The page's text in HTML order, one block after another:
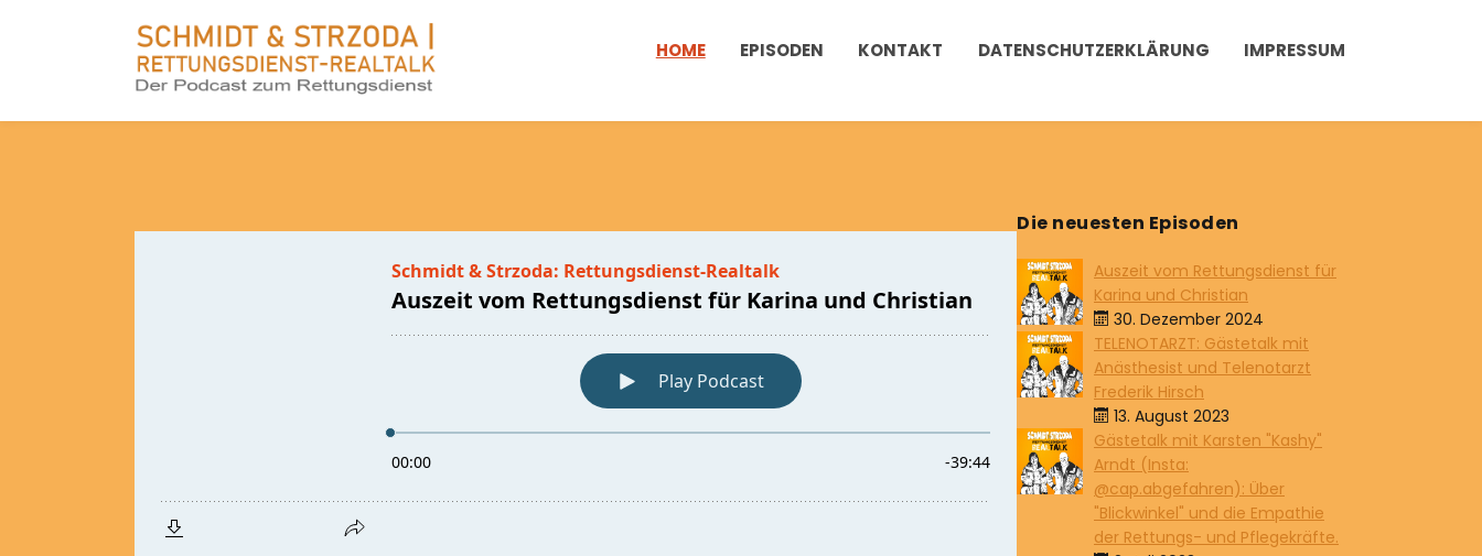
HOME EPISODEN KONTAKT DATENSCHUTZERKLÄRUNG IMPRESSUM
Die neuesten Episoden
Auszeit vom Rettungsdienst für
Karina und Christian
30. Dezember 2024
TELENOTARZT: Gästetalk mit
Anästhesist und Telenotarzt
Frederik Hirsch
13. August 2023
Gästetalk mit Karsten "Kashy"
Arndt (Insta:
@cap.abgefahren): Über
"Blickwinkel" und die Empathie
der Rettungs- und Pflegekräfte.